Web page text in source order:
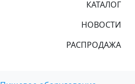
КАТАЛОГ
НОВОСТИ
РАСПРОДАЖА